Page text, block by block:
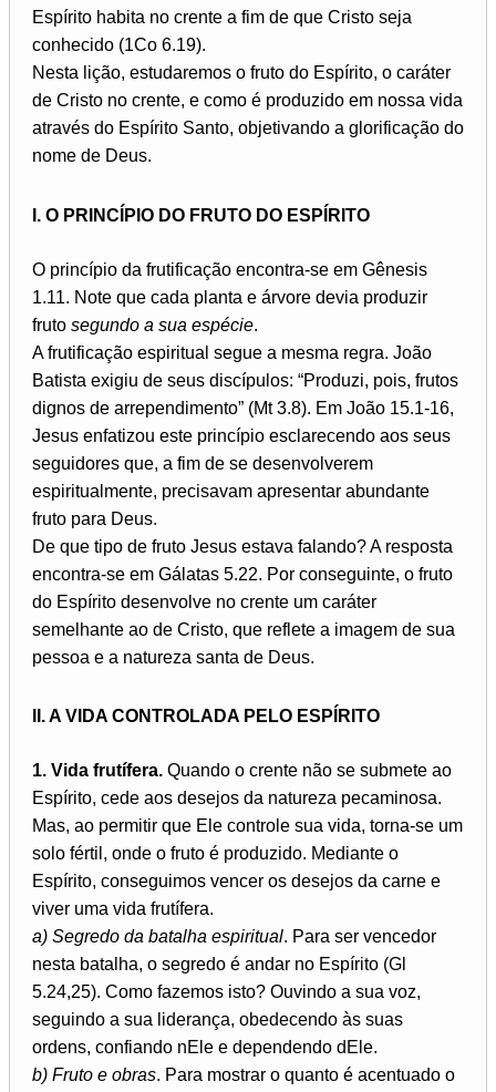
Espírito habita no crente a fim de que Cristo seja
conhecido (1Co 6.19).
Nesta lição, estudaremos o fruto do Espírito, o caráter
de Cristo no crente, e como é produzido em nossa vida
através do Espírito Santo, objetivando a glorificação do
nome de Deus.
I. O PRINCÍPIO DO FRUTO DO ESPÍRITO
O princípio da frutificação encontra-se em Gênesis
1.11. Note que cada planta e árvore devia produzir
fruto segundo a sua espécie.
A frutificação espiritual segue a mesma regra. João
Batista exigiu de seus discípulos: “Produzi, pois, frutos
dignos de arrependimento” (Mt 3.8). Em João 15.1-16,
Jesus enfatizou este princípio esclarecendo aos seus
seguidores que, a fim de se desenvolverem
espiritualmente, precisavam apresentar abundante
fruto para Deus.
De que tipo de fruto Jesus estava falando? A resposta
encontra-se em Gálatas 5.22. Por conseguinte, o fruto
do Espírito desenvolve no crente um caráter
semelhante ao de Cristo, que reflete a imagem de sua
pessoa e a natureza santa de Deus.
II. A VIDA CONTROLADA PELO ESPÍRITO
1. Vida frutífera. Quando o crente não se submete ao
Espírito, cede aos desejos da natureza pecaminosa.
Mas, ao permitir que Ele controle sua vida, torna-se um
solo fértil, onde o fruto é produzido. Mediante o
Espírito, conseguimos vencer os desejos da carne e
viver uma vida frutífera.
a) Segredo da batalha espiritual. Para ser vencedor
nesta batalha, o segredo é andar no Espírito (Gl
5.24,25). Como fazemos isto? Ouvindo a sua voz,
seguindo a sua liderança, obedecendo às suas
ordens, confiando nEle e dependendo dEle.
b) Fruto e obras. Para mostrar o quanto é acentuado o